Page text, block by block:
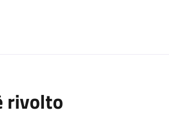
rivolto